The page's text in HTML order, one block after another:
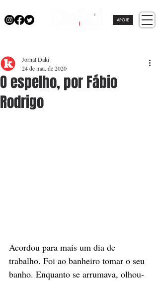
APOIE
O espelho, por Fábio
Rodrigo
Jornal Daki
24 de mai. de 2020
Acordou para mais um dia de
trabalho. Foi ao banheiro tomar o seu
banho. Enquanto se arrumava, olhou-